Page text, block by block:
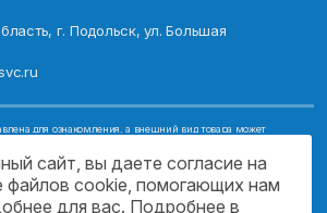
г. Подольск, ул. Большая
для ознакомления, а внешний вид товара может
со специалистом!
БЮДЖЕТНОЕ УЧРЕЖДЕНИЕ МОСКОВСКОЙ
сайт, вы даете согласие на
файлов cookie, помогающих нам
для вас. Подробнее в